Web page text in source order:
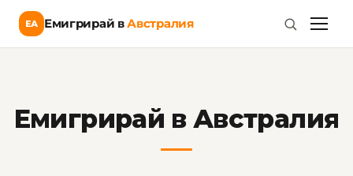
ЕА Емигрирай вАвстралия
Емигрирай в Австралия